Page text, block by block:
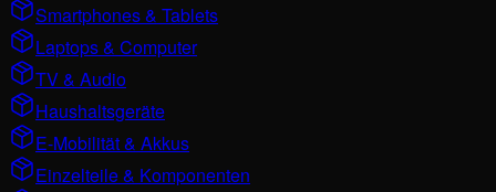
Smartphones & Tablets
Laptops & Computer
TV & Audio
Haushaltsgeräte
E-Mobilität & Akkus
Einzelteile & Komponenten